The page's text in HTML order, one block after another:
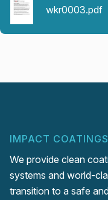
wkr0003.pdf
IMPACT
We provide clean
systems and world-
transition to a safe